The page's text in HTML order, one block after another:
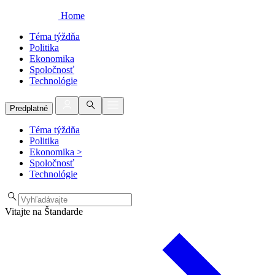
Home
Téma týždňa
Politika
Ekonomika
Spoločnosť
Technológie
Predplatné
Téma týždňa
Politika
Ekonomika >
Spoločnosť
Technológie
Vitajte na Štandarde